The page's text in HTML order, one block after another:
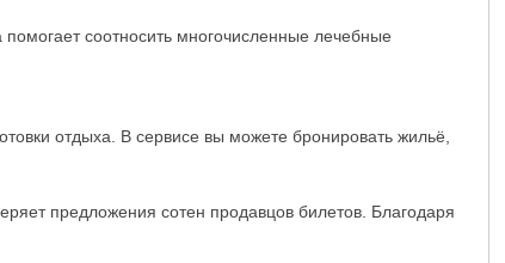
соотносить многочисленные лечебные
отдыха. В сервисе вы можете бронировать жильё,
предложения сотен продавцов билетов. Благодаря